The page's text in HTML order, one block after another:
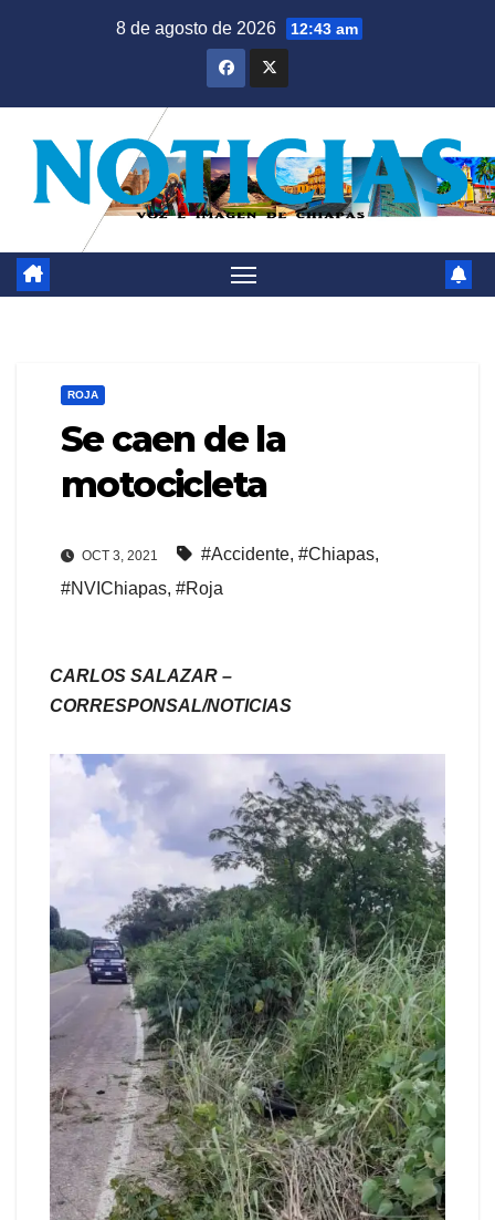
8 de agosto de 2026 12:43 am
ROJA
Se caen de la
motocicleta
OCT 3, 2021 #Accidente, #Chiapas,
#NVIChiapas, #Roja
CARLOS SALAZAR –
CORRESPONSAL/NOTICIAS